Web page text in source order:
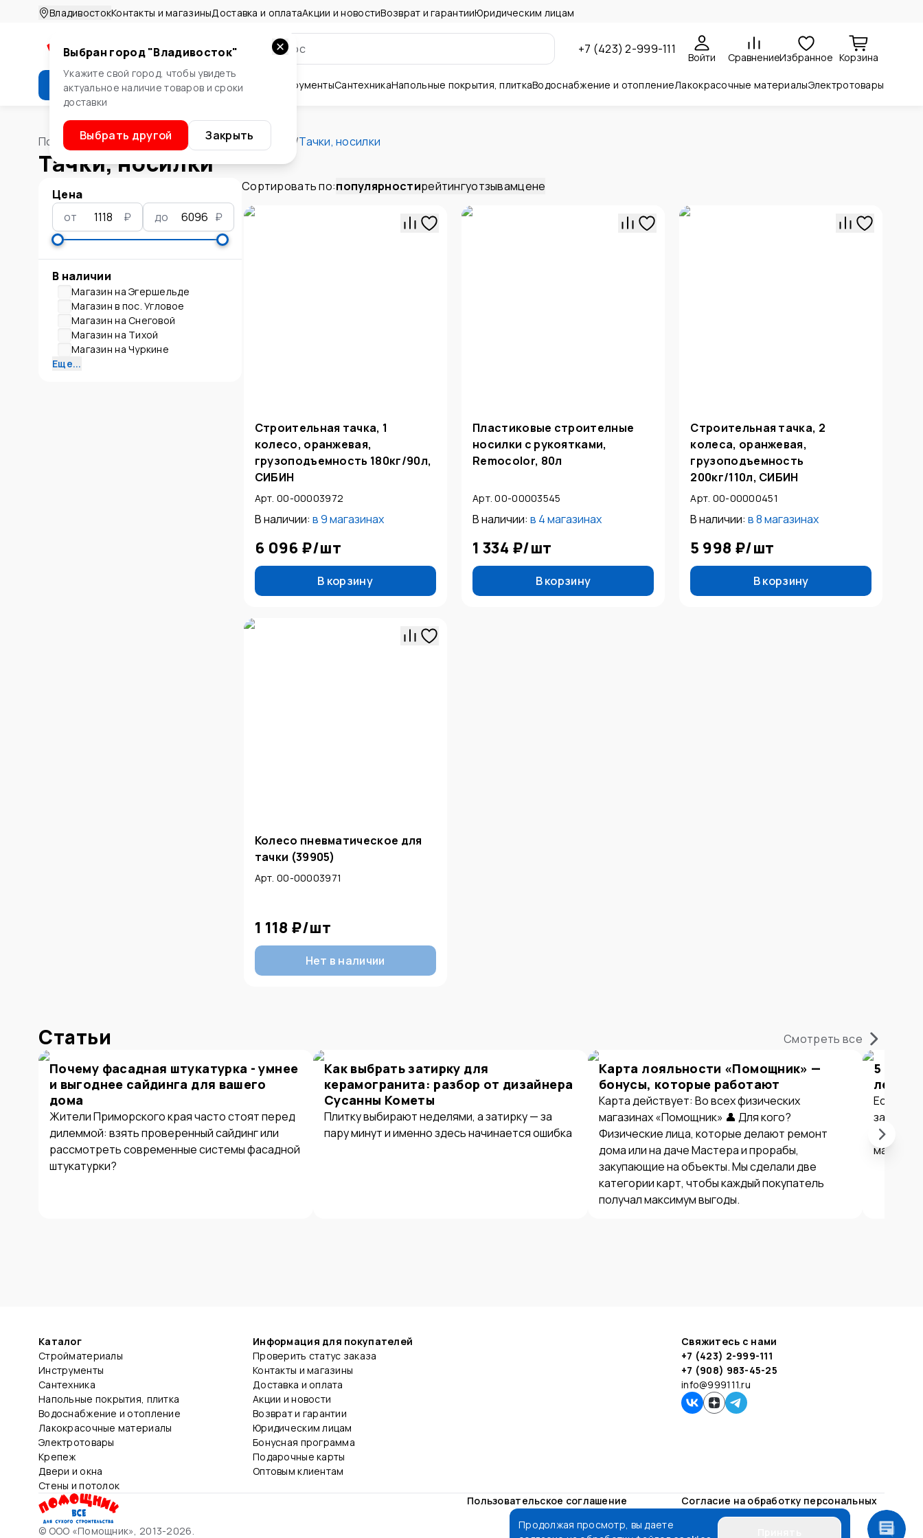
Продолжая просмотр, вы даете
ВладивостокКонтакты и магазиныДоставка и оплатаАкции и новостиВозврат и гарантииЮридическим лицам
+7 (423) 2-999-111
Войти СравнениеИзбранное Корзина
Каталог Стройматериалы ИнструментыСантехникаНапольные покрытия, плиткаВодоснабжение и отоплениеЛакокрасочные материалыЭлектротовары
Выбран город "Владивосток"
Укажите свой город, чтобы увидеть
актуальное наличие товаров и сроки
доставки
Выбрать другой Закрыть
Помощник/Инструменты Садовый инструмент /Тачки, носилки
Тачки, носилки
Цена
от
₽ до ₽
В наличии
Магазин на Эгершельде
Магазин в пос. Угловое
Магазин на Снеговой
Магазин на Тихой
Магазин на Чуркине
Еще...
Сортировать по:популярностирейтингуотзывамцене
Строительная тачка, 1
колесо, оранжевая,
грузоподъемность 180кг/90л,
СИБИН
Арт. 00-00003972
В наличии: в9 магазинах
6 096 ₽/шт
В корзину
Пластиковые строителные
носилки с рукоятками,
Remocolor, 80л
Арт. 00-00003545
В наличии: в 4 магазинах
1 334 ₽/шт
В корзину
Строительная тачка, 2
колеса, оранжевая,
грузоподъемность
200кг/110л, СИБИН
Арт. 00-00000451
В наличии: в8 магазинах
5 998 ₽/шт
В корзину
Колесо пневматическое для
тачки (39905)
Арт. 00-00003971
1 118 ₽/шт
Нет в наличии
Статьи Смотреть все
Почему фасадная штукатурка - умнее
и выгоднее сайдинга для вашего
дома
Жители Приморского края часто стоят перед
дилеммой: взять проверенный сайдинг или
рассмотреть современные системы фасадной
штукатурки?
Как выбрать затирку для
керамогранита: разбор от дизайнера
Сусанны Кометы
Плитку выбирают неделями, а затирку — за
пару минут и именно здесь начинается ошибка
Карта лояльности «Помощник» —
бонусы, которые работают
Карта действует: Во всех физических
магазинах «Помощник» 👤 Для кого?
Физические лица, которые делают ремонт
дома или на даче Мастера и прорабы,
закупающие на объекты. Мы сделали две
категории карт, чтобы каждый покупатель
получал максимум выгоды.
5
летом
Если вы
причин
Каталог
Стройматериалы
Инструменты
Сантехника
Напольные покрытия, плитка
Водоснабжение и отопление
Лакокрасочные материалы
Электротовары
Крепеж
Двери и окна
Стены и потолок
Информация для покупателей
Проверить статус заказа
Контакты и магазины
Доставка и оплата
Акции и новости
Возврат и гарантии
Юридическим лицам
Бонусная программа
Подарочные карты
Оптовым клиентам
Свяжитесь с нами
+7 (423) 2-999-111
+7 (908) 983-45-25
info@999111.ru
Пользовательское соглашение
Согласие на обработку персональных
© ООО «Помощник», 2013-2026.